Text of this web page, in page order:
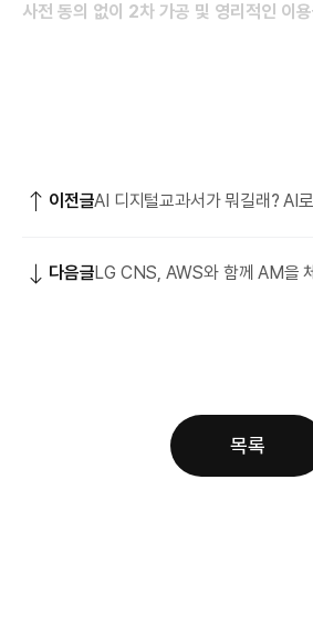
사전 동의 없이 2차 가공 및 영리적인 이
이전글AI 디지털교과서가 뭐길래? AI
다음글LG CNS, AWS와 함께 AM을
목록